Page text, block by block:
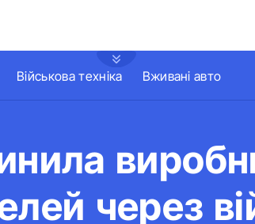
Військова техніка Вживані авто
через